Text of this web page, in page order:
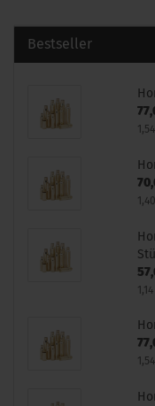
Bestseller